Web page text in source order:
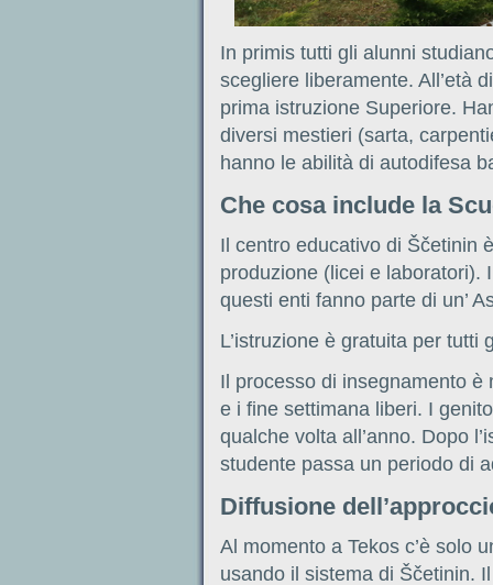
In primis tutti gli alunni
scegliere liberamente. All’età
prima istruzione Superiore.
diversi mestieri (sarta,
hanno le abilità di autodifesa
Che cosa include la
Il centro educativo di Ščetinin
produzione (licei e laboratori).
questi enti fanno parte di un’
L’istruzione è gratuita per tutti
Il processo di insegnamento
e i fine settimana liberi. I
qualche volta all’anno. Dopo
studente passa un periodo di
Diffusione
Al momento a Tekos c’è solo
usando il sistema di Ščetinin.